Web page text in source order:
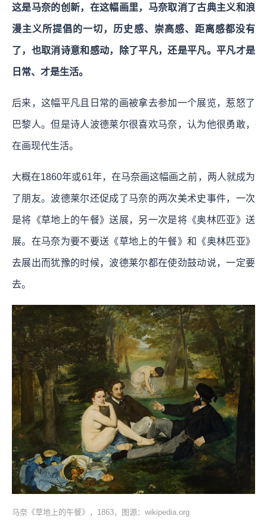
这是马奈的创新，在这幅画里，马奈取消了古典主义和浪
漫主义所提倡的一切，历史感、崇高感、距离感都没有
了，也取消诗意和感动，除了平凡，还是平凡。平凡才是
日常、才是生活。
后来，这幅平凡且日常的画被拿去参加一个展览，惹怒了
巴黎人。但是诗人波德莱尔很喜欢马奈，认为他很勇敢，
在画现代生活。
大概在1860年或61年，在马奈画这幅画之前，两人就成为
了朋友。波德莱尔还促成了马奈的两次美术史事件，一次
是将《草地上的午餐》送展，另一次是将《奥林匹亚》送
展。在马奈为要不要送《草地上的午餐》和《奥林匹亚》
去展出而犹豫的时候，波德莱尔都在使劲鼓动说，一定要
去。
马奈《草地上的午餐》，1863，图源：wikipedia.org